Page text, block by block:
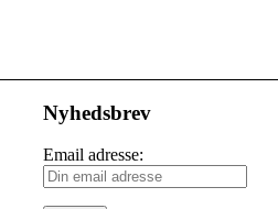
Nyhedsbrev
Email adresse: